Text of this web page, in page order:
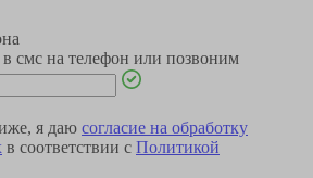
смс на телефон или позвоним
я даю согласие на обработку
в соответствии с Политикой